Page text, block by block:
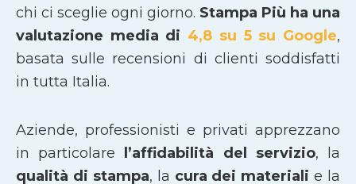
chi ci sceglie ogni giorno. Stampa Più ha una
valutazione media di 4,8 su 5 su Google,
basata sulle recensioni di clienti soddisfatti
in tutta Italia.
Aziende, professionisti e privati apprezzano
in particolare
l’affidabilità del servizio, la
qualità di stampa, la cura dei materiali e la